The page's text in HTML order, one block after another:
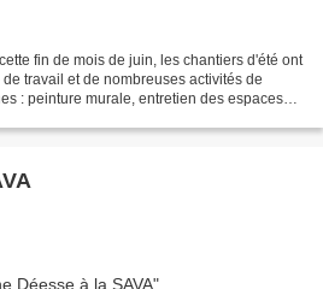
fin de mois de juin, les chantiers d'été ont
travail et de nombreuses activités de
: peinture murale, entretien des espaces